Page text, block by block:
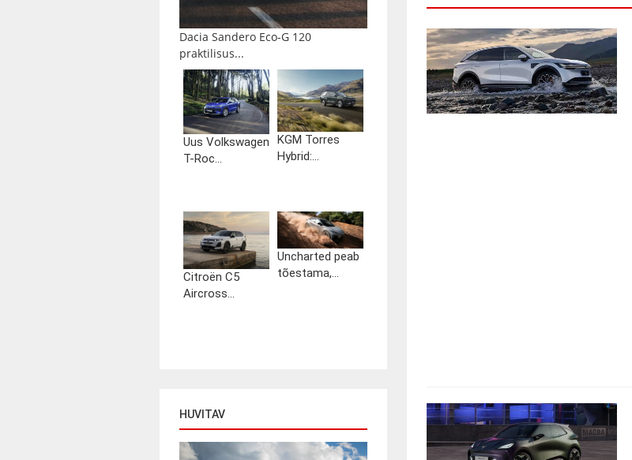
Dacia Sandero Eco-G 120
praktilisus...
Uus Volkswagen
T-Roc...
KGM Torres
Hybrid:...
Citroën C5
Aircross...
Uncharted peab
tõestama,...
HUVITAV